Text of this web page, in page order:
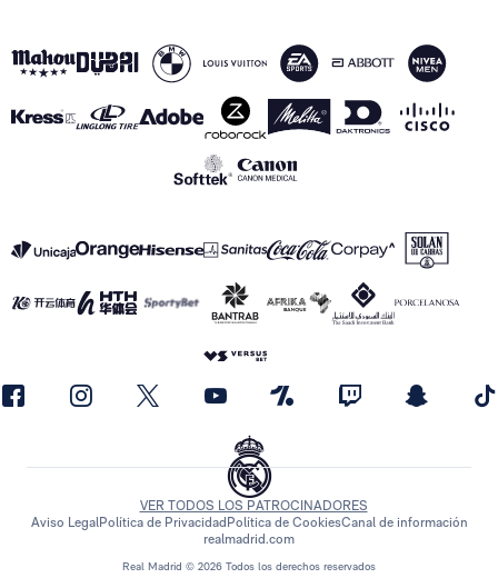
Real Madrid © 2026 Todos los derechos reservados
VER TODOS LOS PATROCINADORES
Aviso LegalPolítica de Privacidad Política de CookiesCanal de información
realmadrid.com